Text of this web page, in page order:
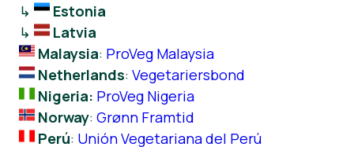
↳
Estonia
↳
Latvia
Malaysia: ProVeg Malaysia
Netherlands: Vegetariersbond
Nigeria: ProVeg Nigeria
Norway: Grønn Framtid
Perú: Unión Vegetariana del Perú